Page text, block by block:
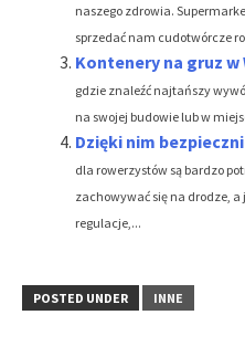
naszego zdrowia.
sprzedać nam cudotwórcze
Kontenery na gruz w
gdzie znaleźć najtańszy
na swojej budowie lub w
Dzięki nim
dla rowerzystów są bardzo
zachowywać się na drodze,
regulacje,...
POSTED UNDER INNE